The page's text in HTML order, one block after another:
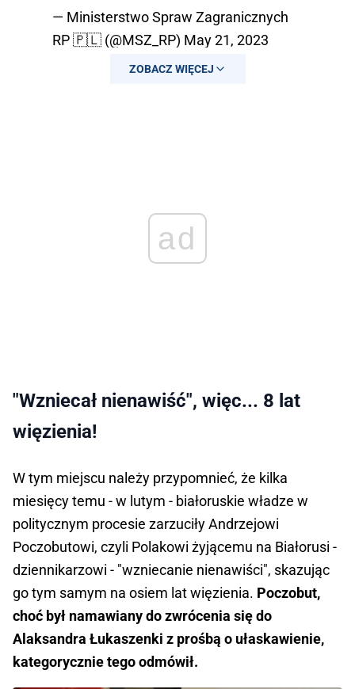
— Ministerstwo Spraw Zagranicznych
RP 🇵🇱 (@MSZ_RP) May 21, 2023
ZOBACZ WIĘCEJ
ad
"Wzniecał nienawiść", więc... 8 lat
więzienia!
W tym miejscu należy przypomnieć, że kilka
miesięcy temu - w lutym - białoruskie władze w
politycznym procesie zarzuciły Andrzejowi
Poczobutowi, czyli Polakowi żyjącemu na Białorusi -
dziennikarzowi - "wzniecanie nienawiści", skazując
go tym samym na osiem lat więzienia. Poczobut,
choć był namawiany do zwrócenia się do
Alaksandra Łukaszenki z prośbą o ułaskawienie,
kategorycznie tego odmówił.